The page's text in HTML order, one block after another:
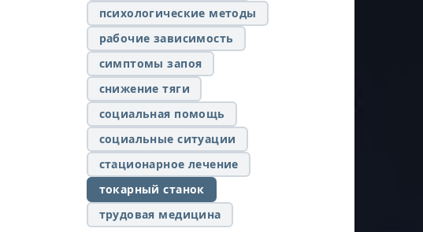
психологические методы
рабочие зависимость
симптомы запоя
снижение тяги
социальная помощь
социальные ситуации
стационарное лечение
токарный станок
трудовая медицина